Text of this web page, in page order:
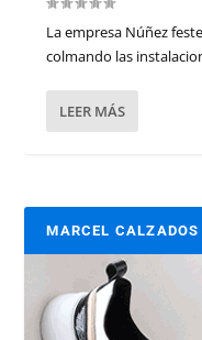
La empresa Núñez
colmando las
LEER MÁS
MARCEL CALZADOS